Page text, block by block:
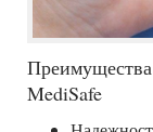
MediSafe